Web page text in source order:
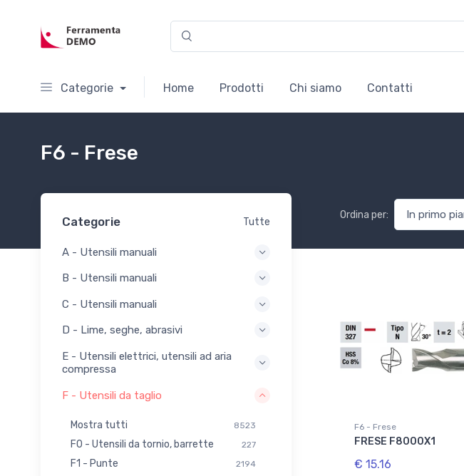
Categorie Home Prodotti Chi siamo Contatti
F6 - Frese
Categorie Tutte
A - Utensili manuali
B - Utensili manuali
C - Utensili manuali
D - Lime, seghe, abrasivi
E - Utensili elettrici, utensili ad aria
compressa
F - Utensili da taglio
Mostra tutti 8523
F0 - Utensili da tornio, barrette 227
F1 - Punte 2194
Ordina per:
F6 - Frese
FRESE F8000X1
€ 15.16